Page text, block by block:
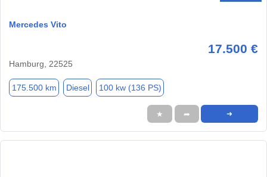
Mercedes Vito
17.500 €
Hamburg, 22525
175.500 km Diesel 100 kw (136 PS)
★ ➦ ➜